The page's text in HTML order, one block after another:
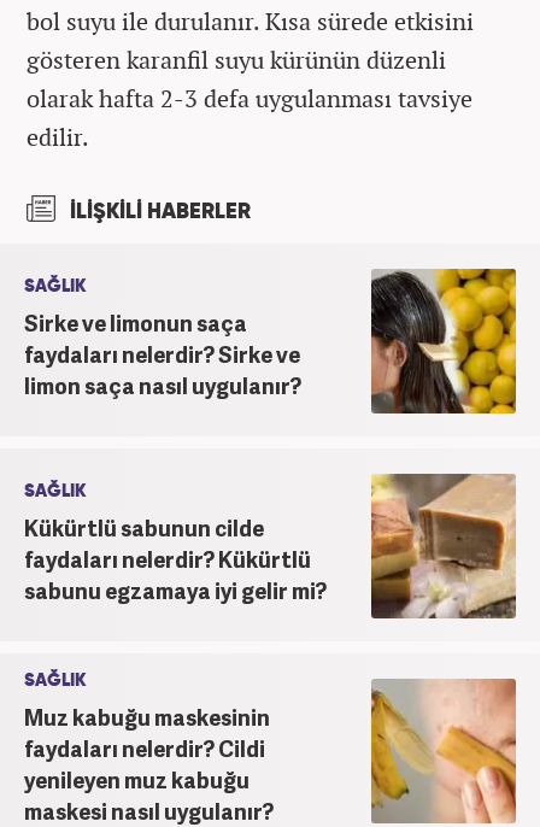
bol suyu ile durulanır. Kısa sürede etkisini
gösteren karanfil suyu kürünün düzenli
olarak hafta 2-3 defa uygulanması tavsiye
edilir.
İLİŞKİLİ HABERLER
SAĞLIK
Sirke ve limonun saça
faydaları nelerdir? Sirke ve
limon saça nasıl uygulanır?
SAĞLIK
Kükürtlü sabunun cilde
faydaları nelerdir? Kükürtlü
sabunu egzamaya iyi gelir mi?
SAĞLIK
Muz kabuğu maskesinin
faydaları nelerdir? Cildi
yenileyen muz kabuğu
maskesi nasıl uygulanır?